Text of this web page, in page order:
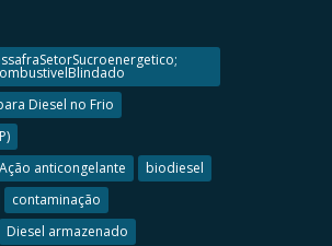
Diesel no Frio
Ação anticongelante
biodiesel
contaminação
Diesel armazenado